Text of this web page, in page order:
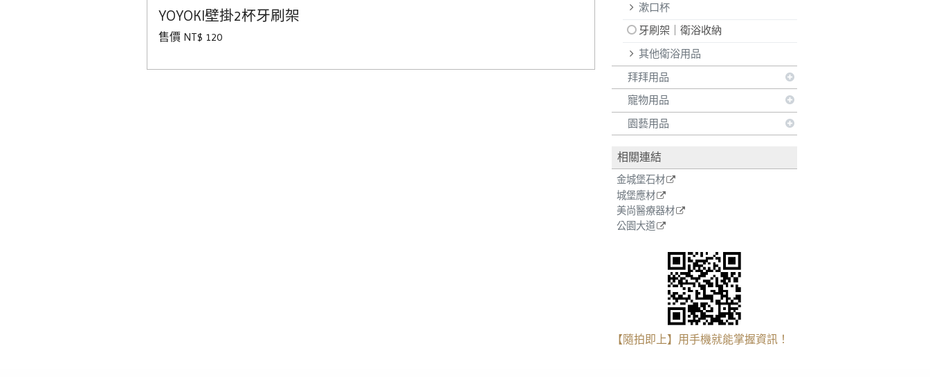
漱口杯
牙刷架｜衛浴收納
其他衛浴用品
拜拜用品
寵物用品
園藝用品
相關連結
金城堡石材
城堡應材
美尚醫療器材
公園大道
【隨拍即上】用手機就能掌握資訊！
YOYOKI壁掛2杯牙刷架
售價 NT$ 120